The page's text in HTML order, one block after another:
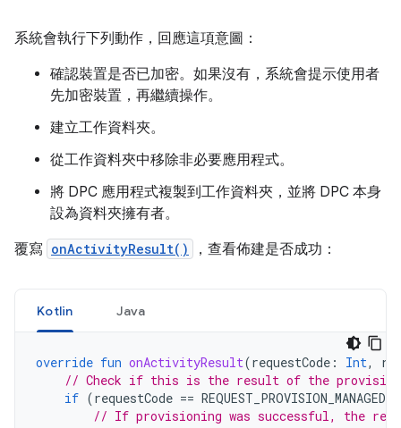
系統會執行下列動作，回應這項意圖：
確認裝置是否已加密。如果沒有，系統會提示使用者
先加密裝置，再繼續操作。
建立工作資料夾。
從工作資料夾中移除非必要應用程式。
將 DPC 應用程式複製到工作資料夾，並將 DPC 本身
設為資料夾擁有者。
覆寫 onActivityResult() ，查看佈建是否成功：
Kotlin Java
override fun onActivityResult(requestCode : Int,
// Check if this is the result of the
if (requestCode ==
// If provisioning was successful, the